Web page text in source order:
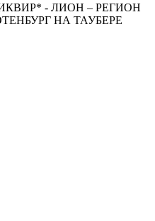
- ЛИОН – РЕГИОН
НА ТАУБЕРЕ